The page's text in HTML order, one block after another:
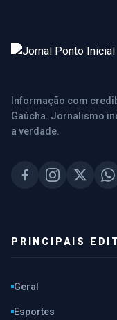
Informação com
Gaúcha. Jornalismo
a verdade.
PRINCIPAIS
Geral
Esportes